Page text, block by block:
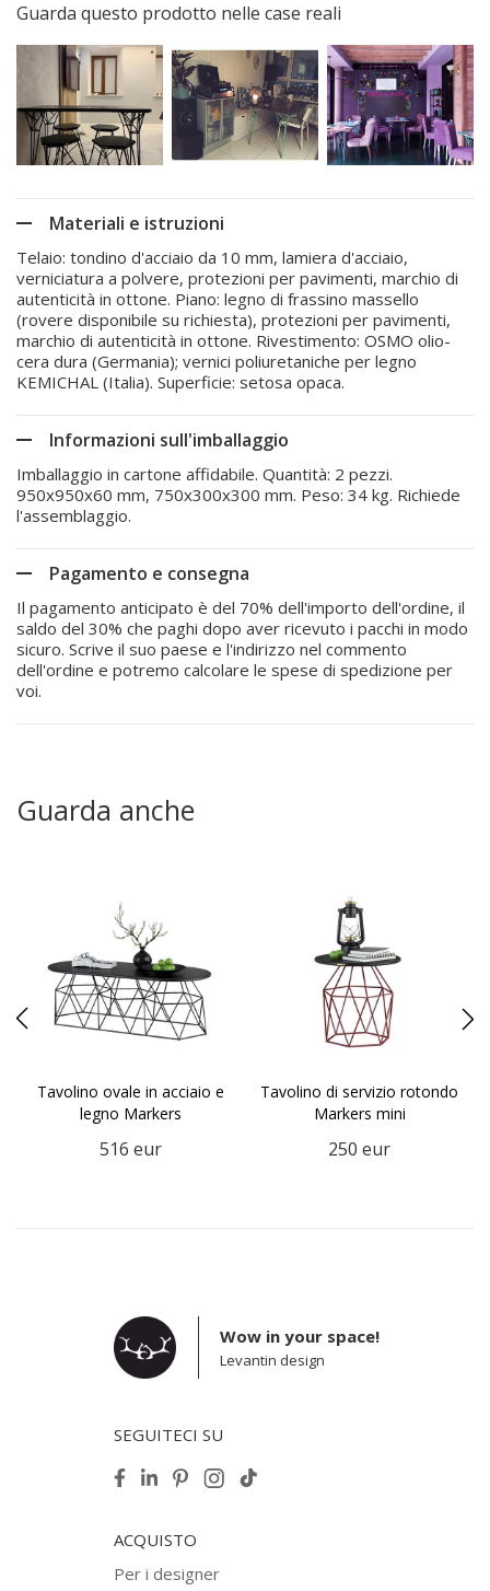
Guarda questo prodotto nelle case reali
Materiali e istruzioni
Telaio: tondino d'acciaio da 10 mm, lamiera d'acciaio,
verniciatura a polvere, protezioni per pavimenti, marchio di
autenticità in ottone. Piano: legno di frassino massello
(rovere disponibile su richiesta), protezioni per pavimenti,
marchio di autenticità in ottone. Rivestimento: OSMO olio-
cera dura (Germania); vernici poliuretaniche per legno
KEMICHAL (Italia). Superficie: setosa opaca.
Informazioni sull'imballaggio
Imballaggio in cartone affidabile. Quantità: 2 pezzi.
950x950x60 mm, 750x300x300 mm. Peso: 34 kg. Richiede
l'assemblaggio.
Pagamento e consegna
Il pagamento anticipato è del 70% dell'importo dell'ordine, il
saldo del 30% che paghi dopo aver ricevuto i pacchi in modo
sicuro. Scrive il suo paese e l'indirizzo nel commento
dell'ordine e potremo calcolare le spese di spedizione per
voi.
Guarda anche
Tavolino ovale in acciaio e
legno Markers
516 eur
Tavolino di servizio rotondo
Markers mini
250 eur
Wow in your space!
Levantin design
SEGUITECI SU
ACQUISTO
Per i designer